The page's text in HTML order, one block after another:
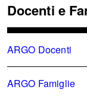
Docenti e
ARGO Docenti
ARGO Famiglie